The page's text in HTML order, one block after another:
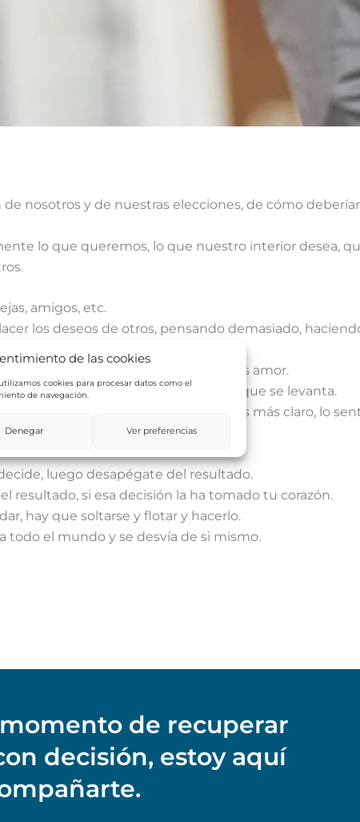
de las cookies
cookies para procesar datos como el
de navegación.
Denegar Ver preferencias
nosotros y de nuestras elecciones, de cómo
lo que queremos, lo que nuestro interior desea,
amigos, etc.
los deseos de otros, pensando demasiado,
tu camino.
pequeñas ni grandes, todo es amor.
tu vida, eres tú el que se cae y tú el que se levanta.
y se hará mas grande, lo verás más claro, lo
luego desapégate del resultado.
resultado, si esa decisión la ha tomado tu corazón.
hay que soltarse y flotar y hacerlo.
todo el mundo y se desvía de si mismo.
de recuperar
decisión, estoy aquí